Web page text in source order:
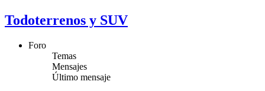
Todoterrenos y SUV
Foro
Temas
Mensajes
Último mensaje